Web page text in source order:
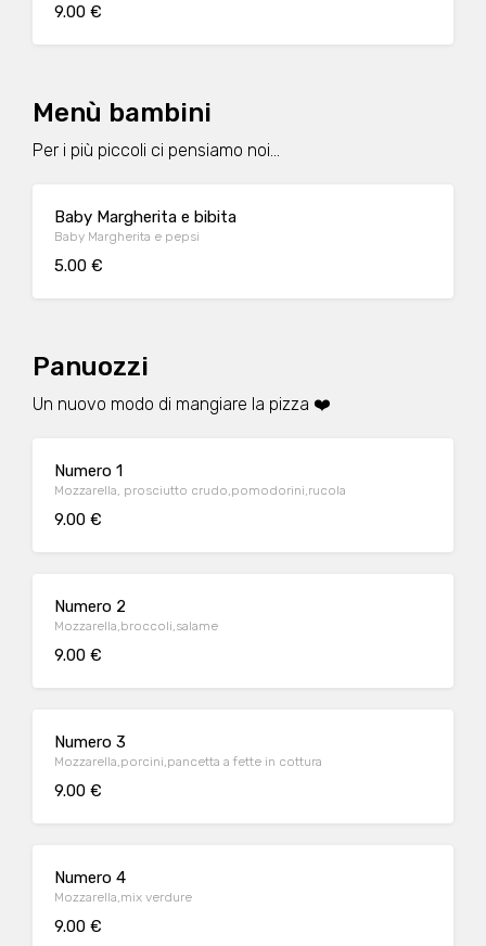
9.00 €
Menù bambini
Per i più piccoli ci pensiamo noi...
Baby Margherita e bibita
Baby Margherita e pepsi
5.00 €
Panuozzi
Un nuovo modo di mangiare la pizza ❤️
Numero 1
Mozzarella, prosciutto crudo,pomodorini,rucola
9.00 €
Numero 2
Mozzarella,broccoli,salame
9.00 €
Numero 3
Mozzarella,porcini,pancetta a fette in cottura
9.00 €
Numero 4
Mozzarella,mix verdure
9.00 €